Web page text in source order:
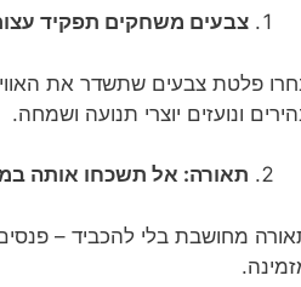
צבעים משחקים תפקיד
פלטת צבעים שתשדר את
ונועזים יוצרי תנועה ושמחה.
תאורה: אל תשכחו אותה
מחושבת בלי להכביד – פנסים